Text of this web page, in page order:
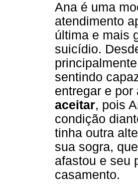
Ana é uma
atendimento
última e mais
suicídio.
sentindo
entregar e
aceitar, pois
condição
tinha outra
sua sogra,
afastou e seu
casamento.